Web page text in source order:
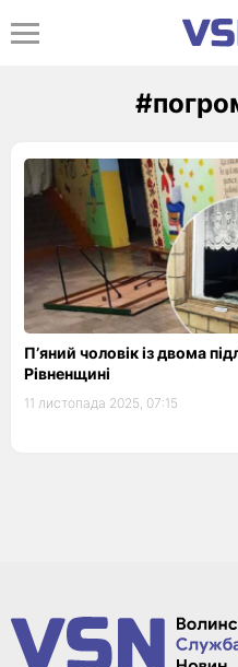
Пʼяний чоловік із двома
Рівненщині
11 листопада 2025, 07:15